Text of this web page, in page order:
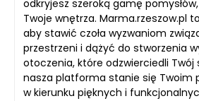
odkryjesz szeroką gamę
Twoje wnętrza. Marma.rzeszow.pl
aby stawić czoła wyzwaniom
przestrzeni i dążyć do stworzenia
otoczenia, które odzwierciedli Twój
nasza platforma stanie się Twoim
w kierunku pięknych i